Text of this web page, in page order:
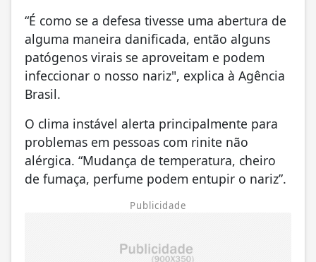
“É como se a defesa tivesse uma abertura de
alguma maneira danificada, então alguns
patógenos virais se aproveitam e podem
infeccionar o nosso nariz", explica à Agência
Brasil.
O clima instável alerta principalmente para
problemas em pessoas com rinite não
alérgica. “Mudança de temperatura, cheiro
de fumaça, perfume podem entupir o nariz”.
Publicidade